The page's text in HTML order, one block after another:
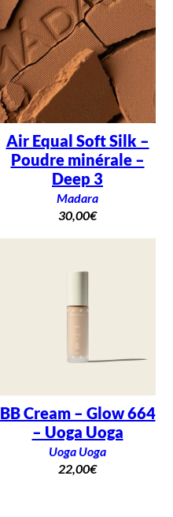
Air Equal Soft Silk –
Poudre minérale –
Deep 3
Madara
30,00€
BB Cream – Glow 664
– Uoga Uoga
Uoga Uoga
22,00€